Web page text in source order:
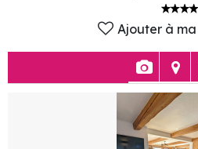
Ajouter à